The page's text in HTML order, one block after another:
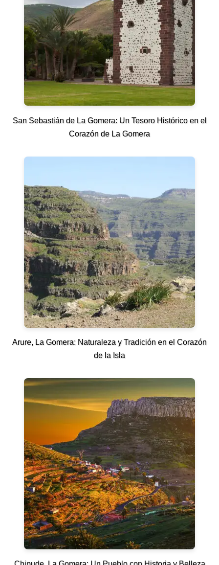
San Sebastián de La Gomera: Un Tesoro Histórico en el
Corazón de La Gomera
Arure, La Gomera: Naturaleza y Tradición en el Corazón
de la Isla